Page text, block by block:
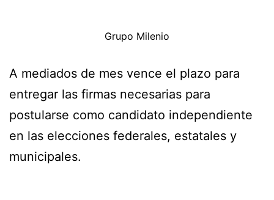
Grupo Milenio
A mediados de mes vence el plazo para
entregar las firmas necesarias para
postularse como candidato independiente
en las elecciones federales, estatales y
municipales.